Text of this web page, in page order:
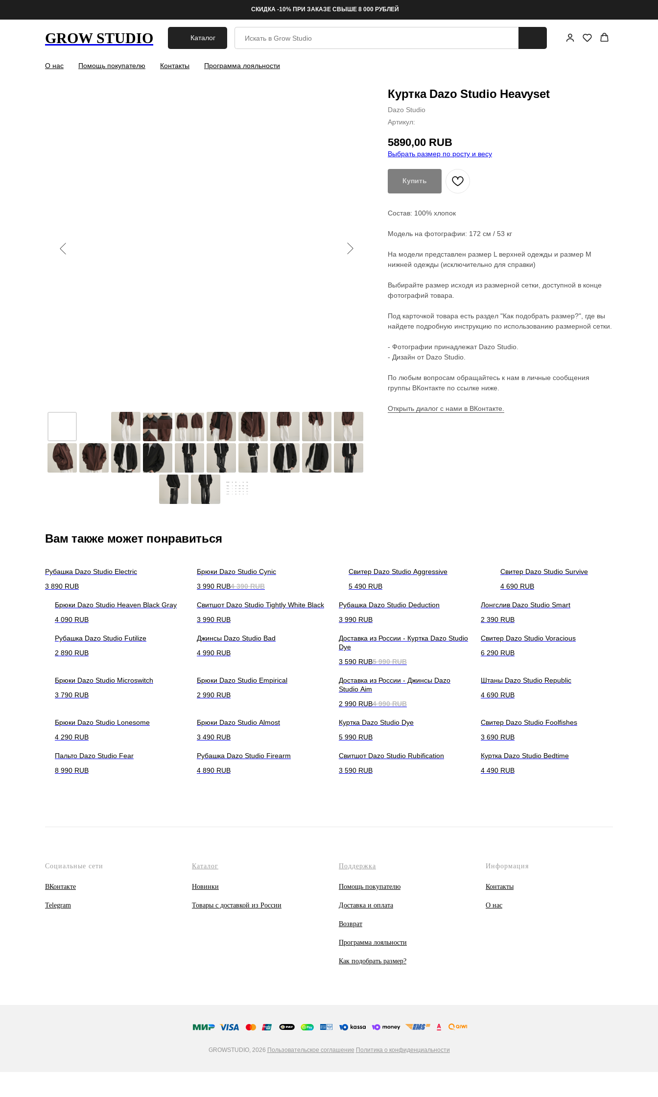
СКИДКА -10% ПРИ ЗАКАЗЕ СВЫШЕ 8 000 РУБЛЕЙ
GROW STUDIO Каталог
О нас Помощь покупателю Контакты Программа лояльности
Куртка Dazo Studio Heavyset
Dazo Studio
Артикул:
5890,00 RUB
Выбрать размер по росту и весу
Купить
Состав: 100% хлопок
Модель на фотографии: 172 см / 53 кг
На модели представлен размер L верхней одежды и размер М
нижней одежды (исключительно для справки)
Выбирайте размер исходя из размерной сетки, доступной в конце
фотографий товара.
Под карточкой товара есть раздел "Как подобрать размер?", где вы
найдете подробную инструкцию по использованию размерной сетки.
- Фотографии принадлежат Dazo Studio.
- Дизайн от Dazo Studio.
По любым вопросам обращайтесь к нам в личные сообщения
группы ВКонтакте по ссылке ниже.
Открыть диалог с нами в ВКонтакте.
Вам также может понравиться
Рубашка Dazo Studio Electric
3 890 RUB
Брюки Dazo Studio Cynic
3 990 RUB4 390 RUB
Свитер Dazo Studio Aggressive
5 490 RUB
Свитер Dazo Studio Survive
4 690 RUB
Брюки Dazo Studio Heaven Black Gray
4 090 RUB
Свитшот Dazo Studio Tightly White Black
3 990 RUB
Рубашка Dazo Studio Deduction
3 990 RUB
Лонгслив Dazo Studio Smart
2 390 RUB
Рубашка Dazo Studio Futilize
2 890 RUB
Джинсы Dazo Studio Bad
4 990 RUB
Доставка из России - Куртка Dazo Studio
Dye
3 590 RUB5 990 RUB
Свитер Dazo Studio Voracious
6 290 RUB
Брюки Dazo Studio Microswitch
3 790 RUB
Брюки Dazo Studio Empirical
2 990 RUB
Доставка из России - Джинсы Dazo
Studio Aim
2 990 RUB4 990 RUB
Штаны Dazo Studio Republic
4 690 RUB
Брюки Dazo Studio Lonesome
4 290 RUB
Брюки Dazo Studio Almost
3 490 RUB
Куртка Dazo Studio Dye
5 990 RUB
Свитер Dazo Studio Foolfishes
3 690 RUB
Пальто Dazo Studio Fear
8 990 RUB
Рубашка Dazo Studio Firearm
4 890 RUB
Свитшот Dazo Studio Rubification
3 590 RUB
Куртка Dazo Studio Bedtime
4 490 RUB
Социальные сети
ВКонтакте
Telegram
Каталог
Новинки
Товары с доставкой из России
Поддержка
Помощь покупателю
Доставка и оплата
Возврат
Программа лояльности
Как подобрать размер?
Информация
Контакты
О нас
GROWSTUDIO, 2026 Пользовательское соглашение Политика о конфиденциальности